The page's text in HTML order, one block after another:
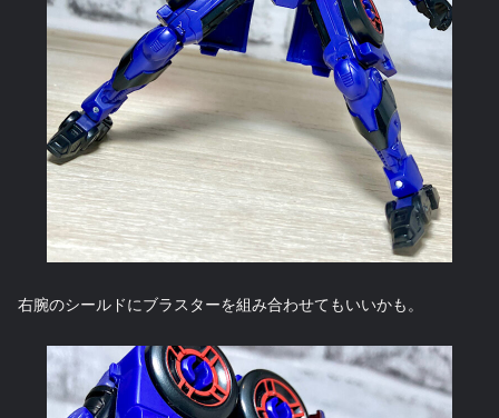
右腕のシールドにブラスターを組み合わせてもいいかも。